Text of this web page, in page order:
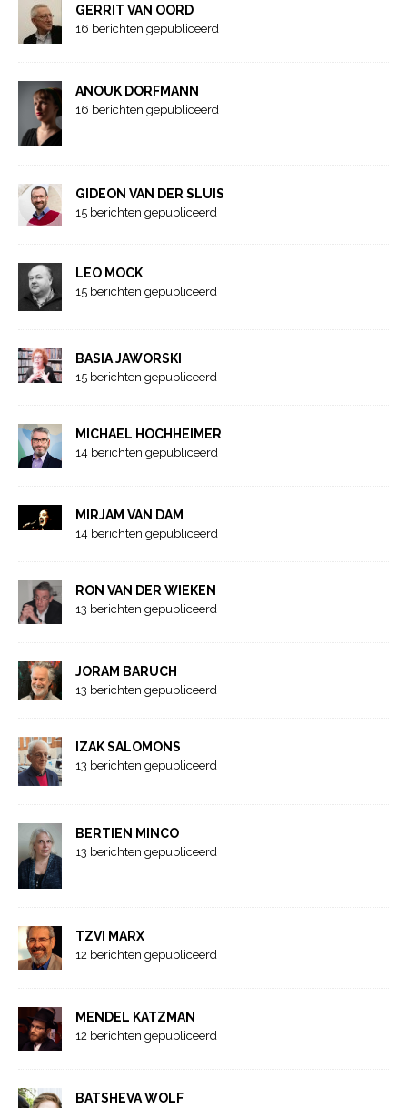
GERRIT VAN OORD
16 berichten gepubliceerd
ANOUK DORFMANN
16 berichten gepubliceerd
GIDEON VAN DER SLUIS
15 berichten gepubliceerd
LEO MOCK
15 berichten gepubliceerd
BASIA JAWORSKI
15 berichten gepubliceerd
MICHAEL HOCHHEIMER
14 berichten gepubliceerd
MIRJAM VAN DAM
14 berichten gepubliceerd
RON VAN DER WIEKEN
13 berichten gepubliceerd
JORAM BARUCH
13 berichten gepubliceerd
IZAK SALOMONS
13 berichten gepubliceerd
BERTIEN MINCO
13 berichten gepubliceerd
TZVI MARX
12 berichten gepubliceerd
MENDEL KATZMAN
12 berichten gepubliceerd
BATSHEVA WOLF